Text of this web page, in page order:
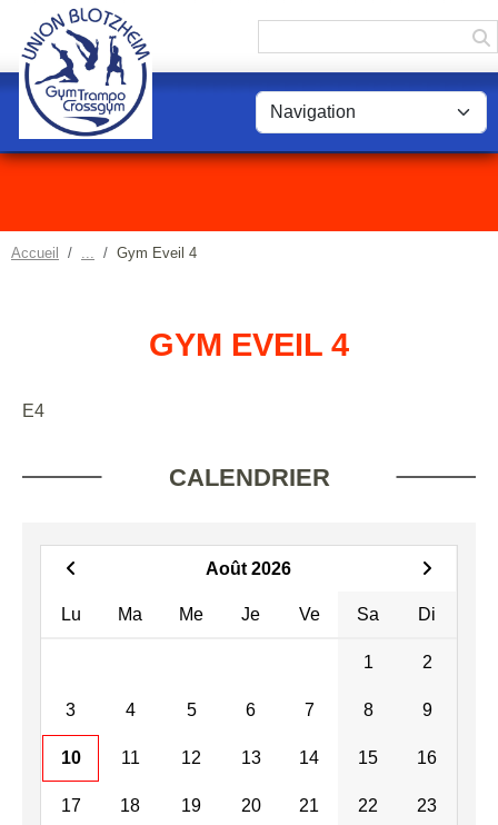
Accueil Gym Eveil 4
GYM EVEIL 4
E4
CALENDRIER
Août 2026
Lu Ma Me Je Ve Sa Di
1 2
3 4 5 6 7 8 9
10 11 12 13 14 15 16
17 18 19 20 21 22 23
Panneau de gestion des cookies